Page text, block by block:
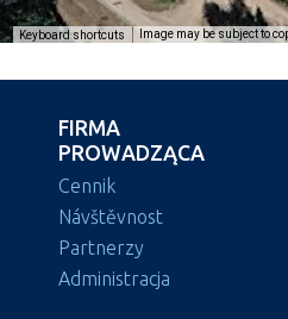
Keyboard shortcuts Image may be subject to
FIRMA
PROWADZĄCA
Cennik
Návštěvnost
Partnerzy
Administracja